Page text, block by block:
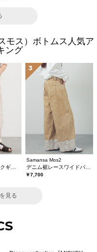
モス）ボトムス人気ア
ング
3
Samansa Mos2
デニム裾レースワイドパンツ
￥7,700
見る